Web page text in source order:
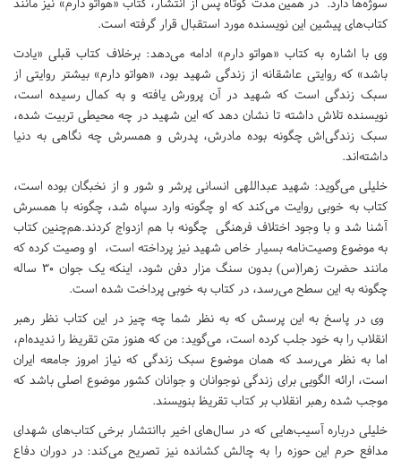
کتاب‌های پیشین این نویسنده مورد استقبال قرار گرفته است.
وی با اشاره به کتاب «هواتو دارم» ادامه می‌دهد: برخلاف کتاب قبلی «یادت
باشد» که روایتی عاشقانه‌ از زندگی شهید بود،‌ «هواتو دارم» بیشتر روایتی از
سبک زندگی است که شهید در آن پرورش یافته و به کمال رسیده است،‌
نویسنده تلاش داشته تا نشان دهد که این شهید در چه محیطی تربیت شده،‌
سبک زندگی‌اش چگونه بوده مادرش‌، پدرش و همسرش چه نگاهی به دنیا
داشته‌اند.
خلیلی می‌گوید:‌ شهید عبداللهی انسانی پرشر و شور و از نخبگان بوده است،‌
کتاب به خوبی روایت می‌کند که او چگونه وارد سپاه شد،‌ چگونه با همسرش
آشنا شد و با وجود اختلاف فرهنگی چگونه با هم ازدواج کردند.هم‌چنین کتاب
به موضوع وصیت‌نامه بسیار خاص شهید نیز پرداخته است،‌ او وصیت کرده که
مانند حضرت زهرا(س) بدون سنگ مزار دفن شود،‌ اینکه یک جوان 30 ساله
چگونه به این سطح می‌رسد،‌ در کتاب به خوبی پرداخت شده است.
وی در پاسخ به این پرسش که به نظر شما چه چیز در این کتاب نظر رهبر
انقلاب را به خود جلب کرده است،‌ می‌گوید: من که هنوز متن تقریظ را ندیده‌ام،
اما به نظر می‌رسد که همان موضوع سبک زندگی که نیاز امروز جامعه ایران
است،‌ ارائه الگویی برای زندگی نوجوانان و جوانان کشور موضوع اصلی باشد که
موجب شده رهبر انقلاب بر کتاب تقریظ بنویسند.
خلیلی درباره آسیب‌هایی که در سال‌های اخیر باانتشار برخی کتاب‌های شهدای
مدافع حرم این حوزه را به چالش کشانده نیز تصریح می‌کند:‌ در دوران دفاع